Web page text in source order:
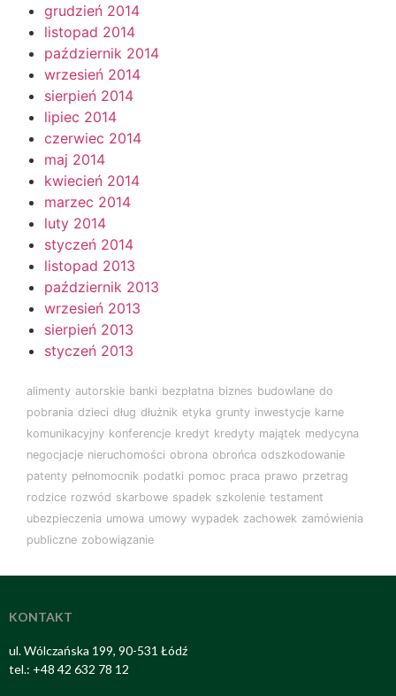
grudzień 2014
listopad 2014
październik 2014
wrzesień 2014
sierpień 2014
lipiec 2014
czerwiec 2014
maj 2014
kwiecień 2014
marzec 2014
luty 2014
styczeń 2014
listopad 2013
październik 2013
wrzesień 2013
sierpień 2013
styczeń 2013
alimenty autorskie banki bezpłatna biznes budowlane do
pobrania dzieci dług dłużnik etyka grunty inwestycje karne
komunikacyjny konferencje kredyt kredyty majątek medycyna
negocjacje nieruchomości obrona obrońca odszkodowanie
patenty pełnomocnik podatki pomoc praca prawo przetrag
rodzice rozwód skarbowe spadek szkolenie testament
ubezpieczenia umowa umowy wypadek zachowek zamówienia
publiczne zobowiązanie
KONTAKT
ul. Wólczańska 199, 90-531 Łódź
tel.: +48 42 632 78 12